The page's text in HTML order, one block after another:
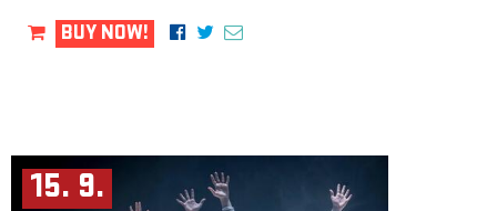
BUY NOW!
15. 9.